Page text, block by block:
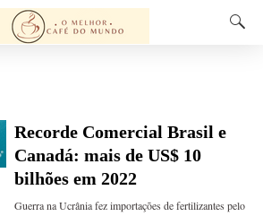
Recorde Comercial Brasil e
Canadá: mais de US$ 10
bilhões em 2022
Guerra na Ucrânia fez importações de fertilizantes pelo